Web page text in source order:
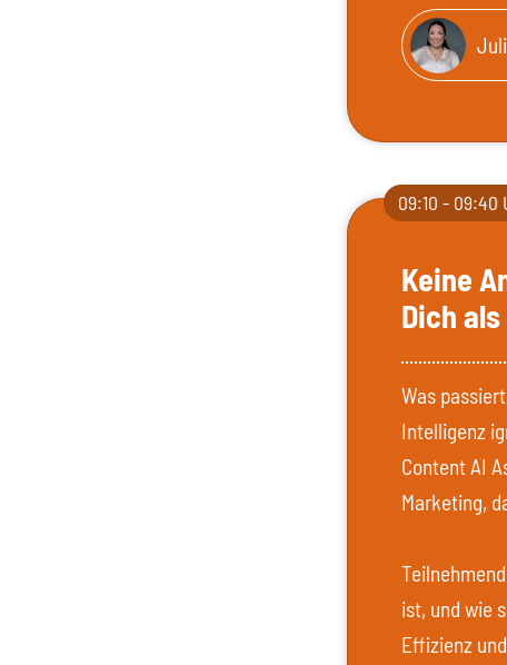
09:10 - 09:40
Keine
Dich
Was
Intelligenz
Content AI
Marketing,
ist, und wie
Effizienz